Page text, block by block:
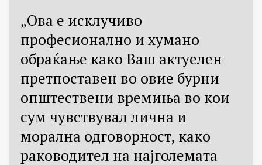
„Ова е исклучиво
професионално и хумано
обраќање како Ваш актуелен
претпоставен во овие бурни
општествени времиња во кои
сум чувствувал лична и
морална одговорност, како
раководител на најголемата